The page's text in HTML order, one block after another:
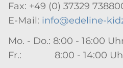
Fax: +49 (0) 37329
E-Mail: info@edeline-
Mo. - Do.: 8:00 - 16:00
Fr.: 8:00 - 14:00